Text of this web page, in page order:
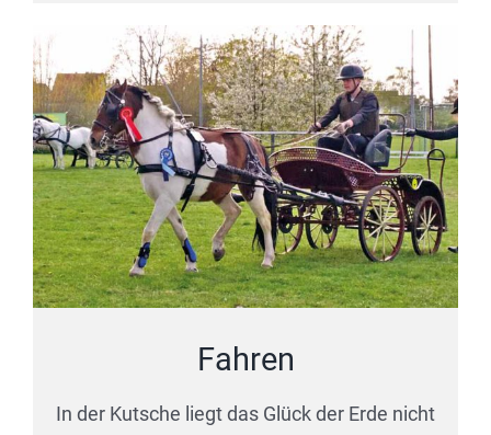
Fahren
In der Kutsche liegt das Glück der Erde nicht